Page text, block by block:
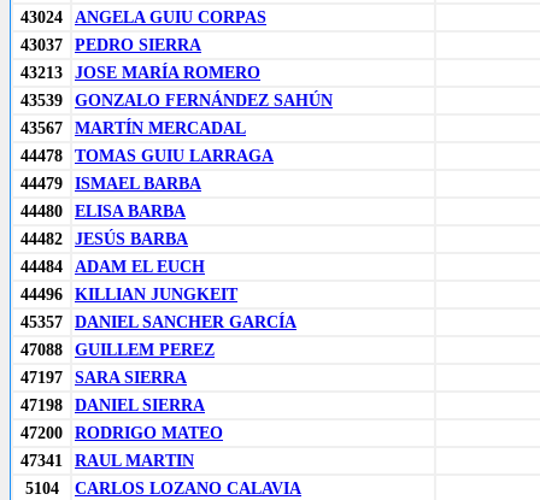
43024
ANGELA GUIU CORPAS
43037
PEDRO SIERRA
43213
JOSE MARÍA ROMERO
43539
GONZALO FERNÁNDEZ SAHÚN
43567
MARTÍN MERCADAL
44478
TOMAS GUIU LARRAGA
44479
ISMAEL BARBA
44480
ELISA BARBA
44482
JESÚS BARBA
44484
ADAM EL EUCH
44496
KILLIAN JUNGKEIT
45357
DANIEL SANCHER GARCÍA
47088
GUILLEM PEREZ
47197
SARA SIERRA
47198
DANIEL SIERRA
47200
RODRIGO MATEO
47341
RAUL MARTIN
5104
CARLOS LOZANO CALAVIA